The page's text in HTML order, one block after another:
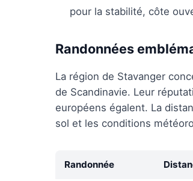
pour la stabilité, côte
Randonnées
La région de Stavanger
de Scandinavie. Leur
européens égalent. La
sol et les conditions
Randonnée